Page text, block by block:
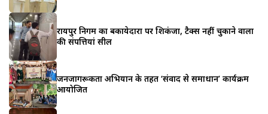
रायपुर निगम का बकायेदारों पर शिकंजा, टैक्स नहीं चुकाने वालों
की संपत्तियां सील
जनजागरूकता अभियान के तहत ‘संवाद से समाधान’ कार्यक्रम
आयोजित